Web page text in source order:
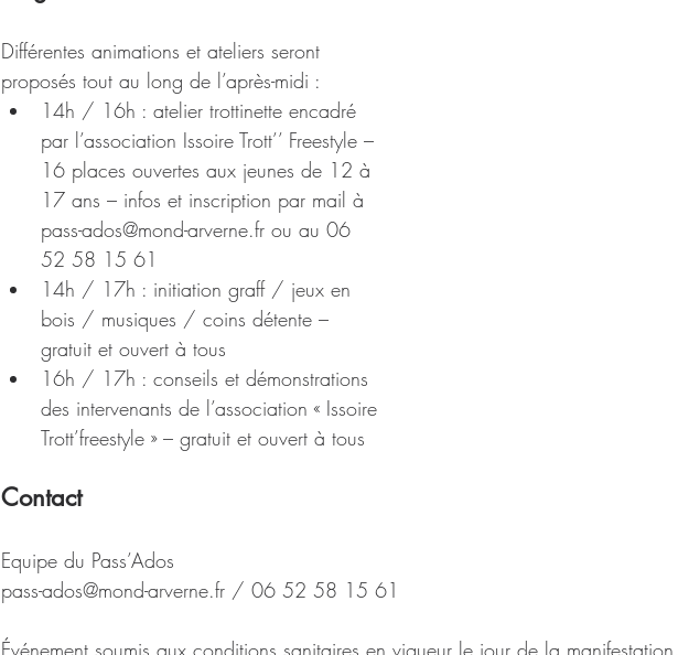
Différentes animations et ateliers seront
proposés tout au long de l’après-midi :
14h / 16h : atelier trottinette encadré
par l’association Issoire Trott’’ Freestyle –
16 places ouvertes aux jeunes de 12 à
17 ans – infos et inscription par mail à
pass-ados@mond-arverne.fr ou au 06
52 58 15 61
14h / 17h : initiation graff / jeux en
bois / musiques / coins détente –
gratuit et ouvert à tous
16h / 17h : conseils et démonstrations
des intervenants de l’association « Issoire
Trott’freestyle » – gratuit et ouvert à tous
Contact
Equipe du Pass’Ados
pass-ados@mond-arverne.fr / 06 52 58 15 61
Événement soumis aux conditions sanitaires en vigueur le jour de la